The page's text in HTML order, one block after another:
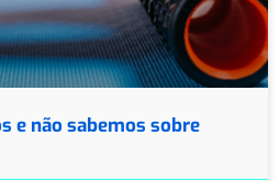
e não sabemos sobre